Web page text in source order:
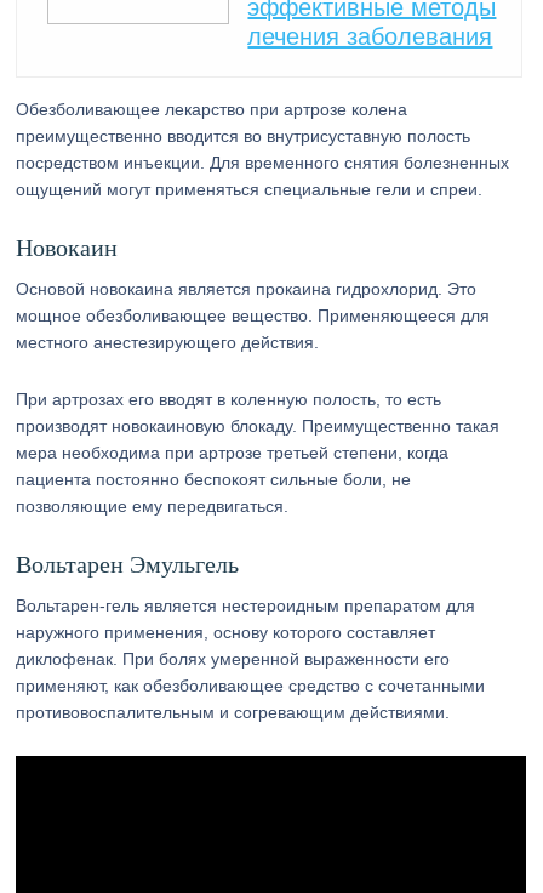
эффективные методы
лечения заболевания
Обезболивающее лекарство при артрозе колена
преимущественно вводится во внутрисуставную полость
посредством инъекции. Для временного снятия болезненных
ощущений могут применяться специальные гели и спреи.
Новокаин
Основой новокаина является прокаина гидрохлорид. Это
мощное обезболивающее вещество. Применяющееся для
местного анестезирующего действия.
При артрозах его вводят в коленную полость, то есть
производят новокаиновую блокаду. Преимущественно такая
мера необходима при артрозе третьей степени, когда
пациента постоянно беспокоят сильные боли, не
позволяющие ему передвигаться.
Вольтарен Эмульгель
Вольтарен-гель является нестероидным препаратом для
наружного применения, основу которого составляет
диклофенак. При болях умеренной выраженности его
применяют, как обезболивающее средство с сочетанными
противовоспалительным и согревающим действиями.